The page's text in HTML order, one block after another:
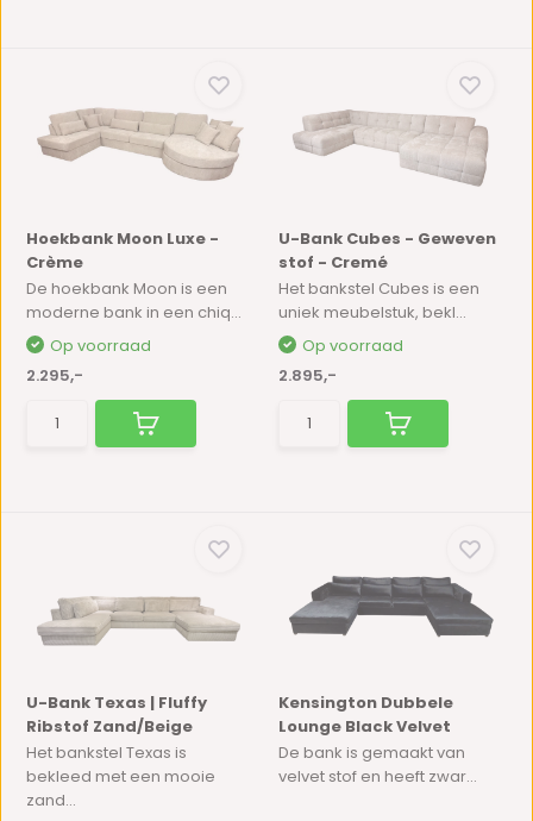
Hoekbank Moon Luxe -
Crème
De hoekbank Moon is een
moderne bank in een chiq...
Op voorraad
2.295,-
U-Bank Cubes - Geweven
stof - Cremé
Het bankstel Cubes is een
uniek meubelstuk, bekl...
Op voorraad
2.895,-
U-Bank Texas | Fluffy
Ribstof Zand/Beige
Het bankstel Texas is
bekleed met een mooie
zand...
Kensington Dubbele
Lounge Black Velvet
De bank is gemaakt van
velvet stof en heeft zwar...